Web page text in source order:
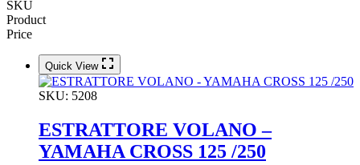
SKU
Product
Price
Quick View
SKU: 5208
ESTRATTORE VOLANO –
YAMAHA CROSS 125 /250